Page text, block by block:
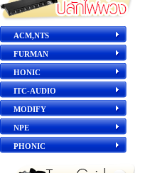
ACM,NTS
FURMAN
HONIC
ITC-AUDIO
MODIFY
NPE
PHONIC